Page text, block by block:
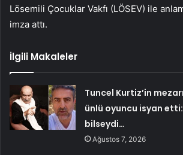
Lösemili Çocuklar Vakfı (LÖSEV) ile
imza attı.
İlgili Makaleler
Tuncel Kurtiz’in
ünlü oyuncu isyan etti:
bilseydi…
Ağustos 7, 2026